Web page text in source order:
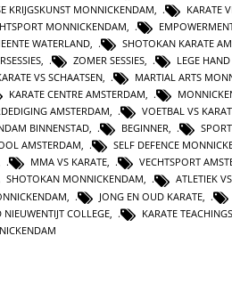
KRIJGSKUNST MONNICKENDAM KARATE
MONNICKENDAM
WATERLAND SHOTOKAN KARATE
, ZOMER SESSIES, LEGE
VS SCHAATSEN, MARTIAL ARTS
KARATE CENTRE AMSTERDAM,
AMSTERDAM, VOETBAL VS
BINNENSTAD, BEGINNER,
AMSTERDAM, SELF DEFENCE
MMA VS KARATE, VECHTSPORT
SHOTOKAN MONNICKENDAM, ATLETIEK
JONG EN OUD KARATE
NIEUWENTIJT COLLEGE KARATE TEACHINGS